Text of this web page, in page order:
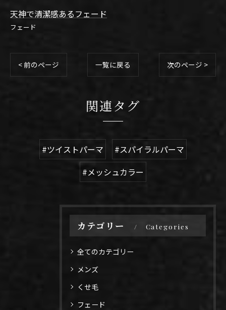
天神で清潔感あるフェード
フェード
< 前のページ 一覧に戻る 次のページ >
関連タグ
#ツイストパーマ
#スパイラルパーマ
#メッシュカラー
カテゴリー Categories
全てのカテゴリー
メンズ
くせ毛
フェード